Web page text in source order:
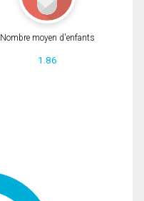
Nombre moyen d'enfants
1.86